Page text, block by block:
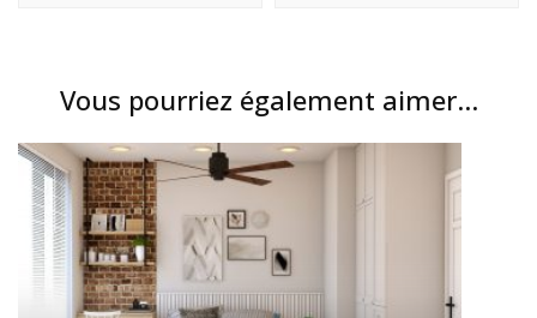
Vous pourriez également aimer...